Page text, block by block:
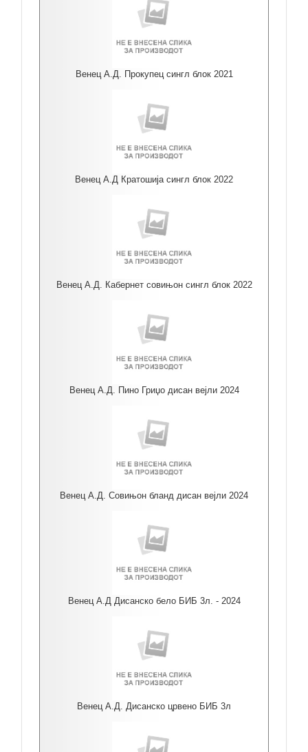
Венец А.Д. Прокупец сингл блок 2021
Венец А.Д Кратошија сингл блок 2022
Венец А.Д. Кабернет совињон сингл блок 2022
Венец А.Д. Пино Гриџо дисан вејли 2024
Венец А.Д. Совињон бланд дисан вејли 2024
Венец А.Д Дисанско бело БИБ 3л. - 2024
Венец А.Д. Дисанско црвено БИБ 3л